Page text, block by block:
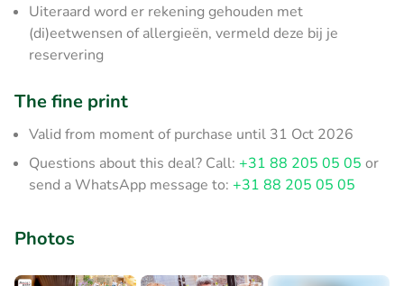
Uiteraard word er rekening gehouden met
(di)eetwensen of allergieën, vermeld deze bij je
reservering
The fine print
Valid from moment of purchase until 31 Oct 2026
Questions about this deal? Call: +31 88 205 05 05 or
send a WhatsApp message to: +31 88 205 05 05
Photos